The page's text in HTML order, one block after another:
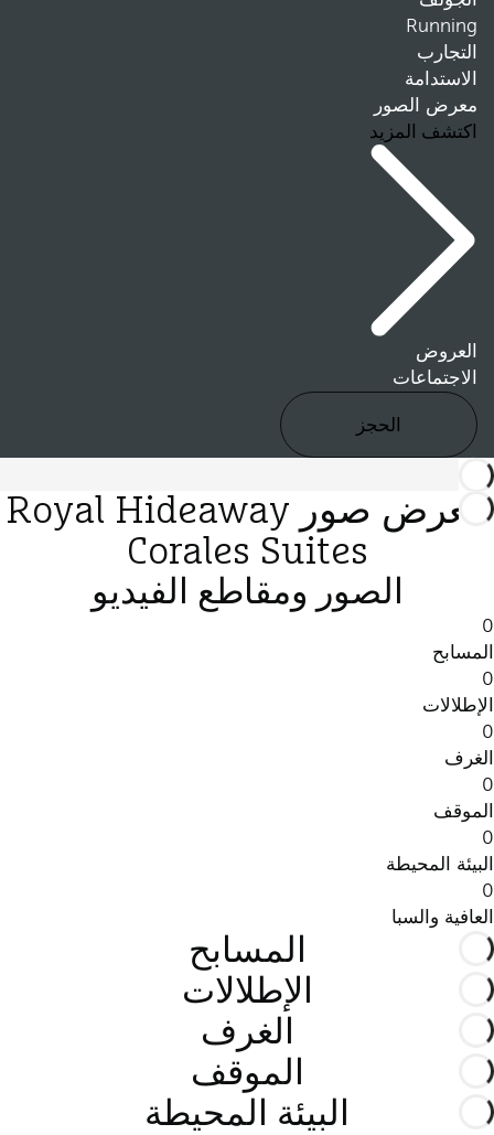
Running
التجارب
الاستدامة
معرض الصور
اكتشف المزيد
العروض
الاجتماعات
الحجز
معرض صور Royal Hideaway
Corales Suites
الصور ومقاطع الفيديو
0
المسابح
0
الإطلالات
0
الغرف
0
الموقف
0
البيئة المحيطة
0
العافية والسبا
المسابح
الإطلالات
الغرف
الموقف
البيئة المحيطة